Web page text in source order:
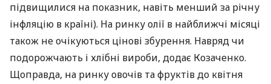
підвищилися на показник, навіть менший за річну
інфляцію в країні). На ринку олії в найближчі місяці
також не очікуються цінові збурення. Навряд чи
подорожчають і хлібні вироби, додає Козаченко.
Щоправда, на ринку овочів та фруктів до квітня